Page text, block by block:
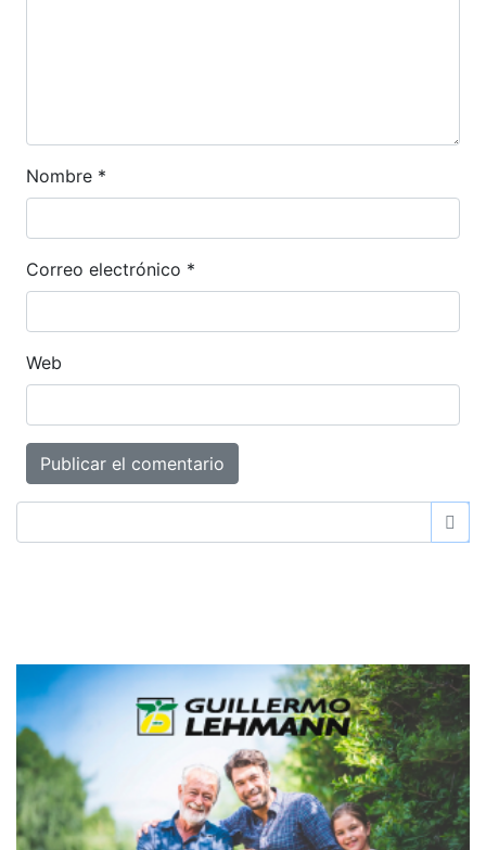
Nombre *
Correo electrónico *
Web